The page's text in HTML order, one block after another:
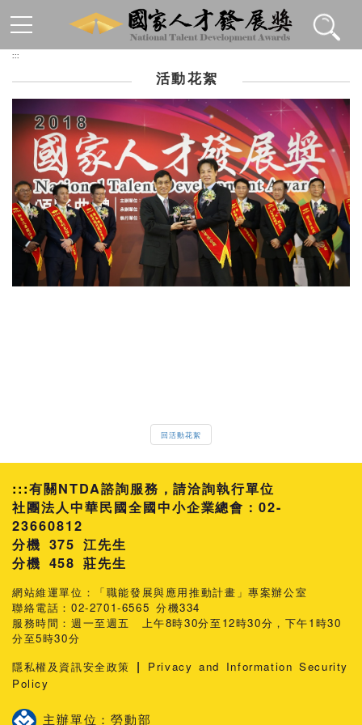
:::
活動花絮
回活動花絮
:::有關NTDA諮詢服務，請洽詢執行單位
社團法人中華民國全國中小企業總會：02-
23660812
分機 375 江先生
458 莊先生
網站維運單位：「職能發展與應用推動計畫」專案辦公室
聯絡電話：02-2701-6565 分機334
服務時間：週一至週五 上午8時30分至12時30分，下午1時30
分至5時30分
隱私權及資訊安全政策 |
Privacy and Information Security
Policy
主辦單位：勞動部